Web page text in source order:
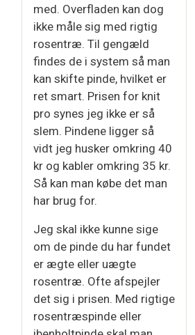
med. Overfladen kan dog
ikke måle sig med rigtig
rosentræ. Til gengæld
findes de i system så man
kan skifte pinde, hvilket er
ret smart. Prisen for knit
pro synes jeg ikke er så
slem. Pindene ligger så
vidt jeg husker omkring 40
kr og kabler omkring 35 kr.
Så kan man købe det man
har brug for.
Jeg skal ikke kunne sige
om de pinde du har fundet
er ægte eller uægte
rosentræ. Ofte afspejler
det sig i prisen. Med rigtige
rosentræspinde eller